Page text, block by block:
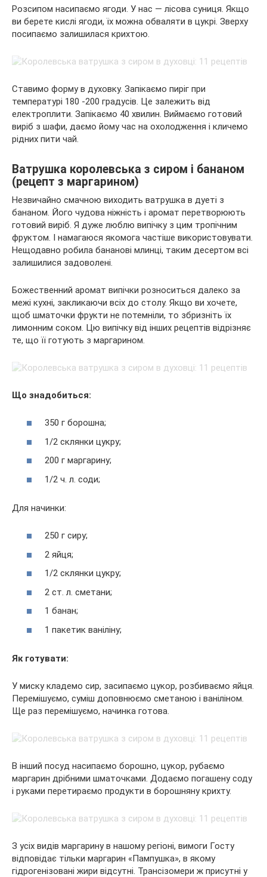
Розсипом насипаємо ягоди. У нас — лісова суниця. Якщо
ви берете кислі ягоди, їх можна обваляти в цукрі. Зверху
посипаємо залишилася крихтою.
Ставимо форму в духовку. Запікаємо пиріг при
температурі 180 -200 градусів. Це залежить від
електроплити. Запікаємо 40 хвилин. Виймаємо готовий
виріб з шафи, даємо йому час на охолодження і кличемо
рідних пити чай.
Ватрушка королевська з сиром і бананом
(рецепт з маргарином)
Незвичайно смачною виходить ватрушка в дуеті з
бананом. Його чудова ніжність і аромат перетворюють
готовий виріб. Я дуже люблю випічку з цим тропічним
фруктом. І намагаюся якомога частіше використовувати.
Нещодавно робила бананові млинці, таким десертом всі
залишилися задоволені.
Божественний аромат випічки розноситься далеко за
межі кухні, закликаючи всіх до столу. Якщо ви хочете,
щоб шматочки фрукти не потемніли, то збризніть їх
лимонним соком. Цю випічку від інших рецептів відрізняє
те, що її готують з маргарином.
Що знадобиться:
350 г борошна;
1/2 склянки цукру;
200 г маргарину;
1/2 ч. л. соди;
Для начинки:
250 г сиру;
2 яйця;
1/2 склянки цукру;
2 ст. л. сметани;
1 банан;
1 пакетик ваніліну;
Як готувати:
У миску кладемо сир, засипаємо цукор, розбиваємо яйця.
Перемішуємо, суміш доповнюємо сметаною і ваніліном.
Ще раз перемішуємо, начинка готова.
В інший посуд насипаємо борошно, цукор, рубаємо
маргарин дрібними шматочками. Додаємо погашену соду
і руками перетираємо продукти в борошняну крихту.
З усіх видів маргарину в нашому регіоні, вимоги Госту
відповідає тільки маргарин «Пампушка», в якому
гідрогенізовані жири відсутні. Трансізомери ж присутні у